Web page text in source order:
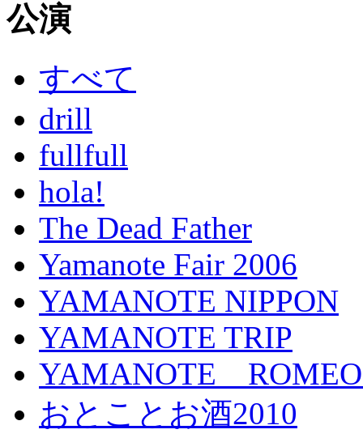
公演
すべて
drill
fullfull
hola!
The Dead Father
Yamanote Fair 2006
YAMANOTE NIPPON
YAMANOTE TRIP
YAMANOTE ROMEO
おとことお酒2010